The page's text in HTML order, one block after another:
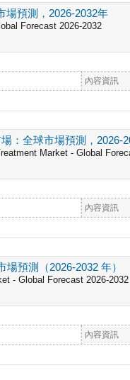
場預測，2026-2032年
Forecast 2026-2032
內容資訊
：全球市場預測，2026-
Market - Global
內容資訊
預測（2026-2032 年）
- Global Forecast 2026-2032
內容資訊